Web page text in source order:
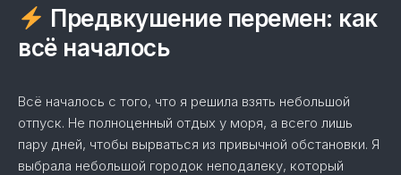
Предвкушение перемен: как
всё началось
Всё началось с того, что я решила взять небольшой
отпуск. Не полноценный отдых у моря, а всего лишь
пару дней, чтобы вырваться из привычной обстановки. Я
выбрала небольшой городок неподалеку, который